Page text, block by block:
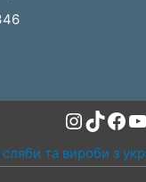
TikTok
сляби та вироби з